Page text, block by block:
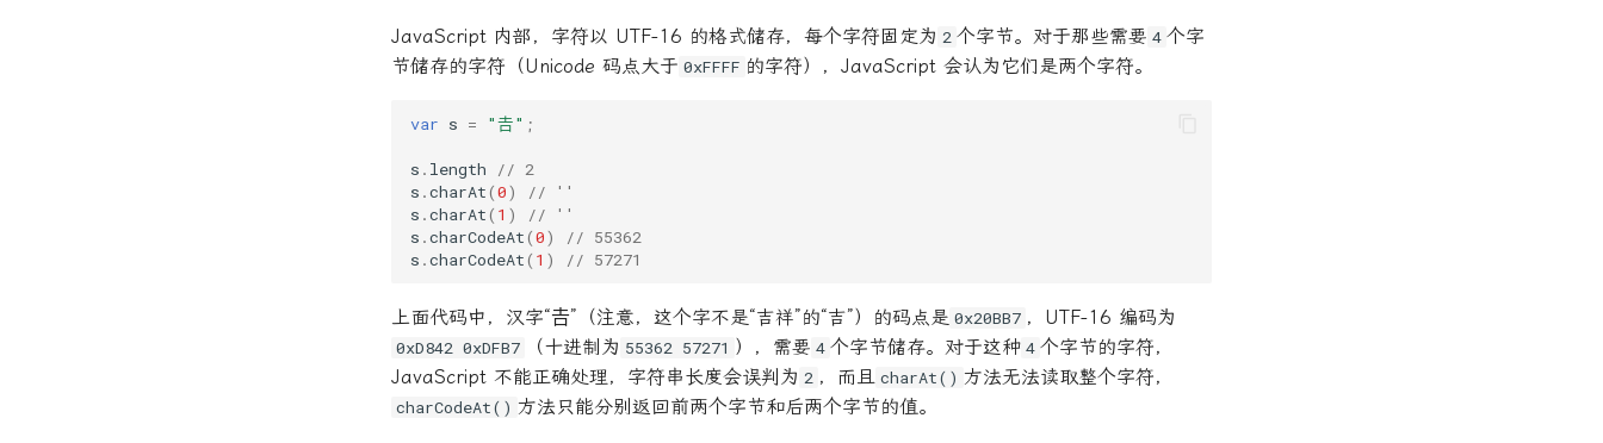
JavaScript 内部，字符以 UTF-16 的格式储存，每个字符固定为 2 个字节。对于那些需要 4 个字
节储存的字符（Unicode 码点大于 0xFFFF 的字符），JavaScript 会认为它们是两个字符。
var s = "𠮷" ;
s . length
// 2
s .charAt(0)
// ''
s .charAt( 1 )
// ''
s .charCodeAt(0)
// 55362
s .charCodeAt( 1 ) // 57271
上面代码中，汉字“𠮷”（注意，这个字不是“吉祥”的“吉”）的码点是 0x20BB7 ，UTF-16 编码为
0xD842 0xDFB7 （十进制为 55362 57271 ），需要 4 个字节储存。对于这种 4 个字节的字符，
JavaScript 不能正确处理，字符串长度会误判为 2 ，而且 charAt() 方法无法读取整个字符，
charCodeAt() 方法只能分别返回前两个字节和后两个字节的值。